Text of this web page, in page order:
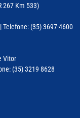
267 Km 533)
Telefone: (35) 3697-4600
Vitor
(35) 3219 8628